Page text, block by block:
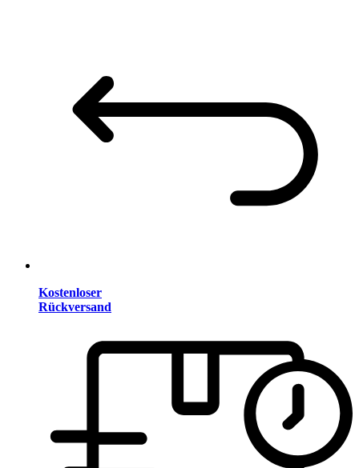
Kostenloser
Rückversand